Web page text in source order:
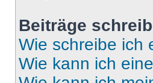
Beiträge
Wie schreibe ich
Wie kann ich